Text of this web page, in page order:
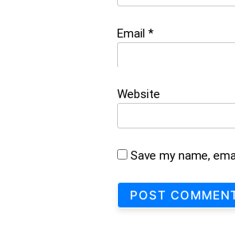
Email *
Website
Save my name,